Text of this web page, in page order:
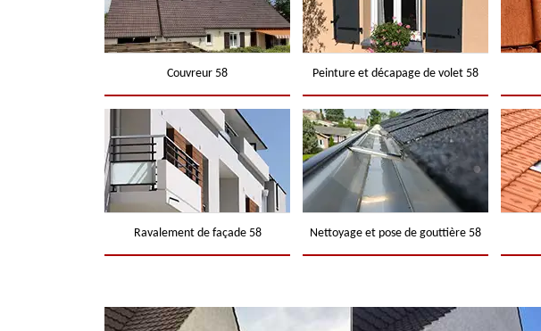
Couvreur 58 Peinture et décapage de volet 58
Ravalement de façade 58 Nettoyage et pose de gouttière 58